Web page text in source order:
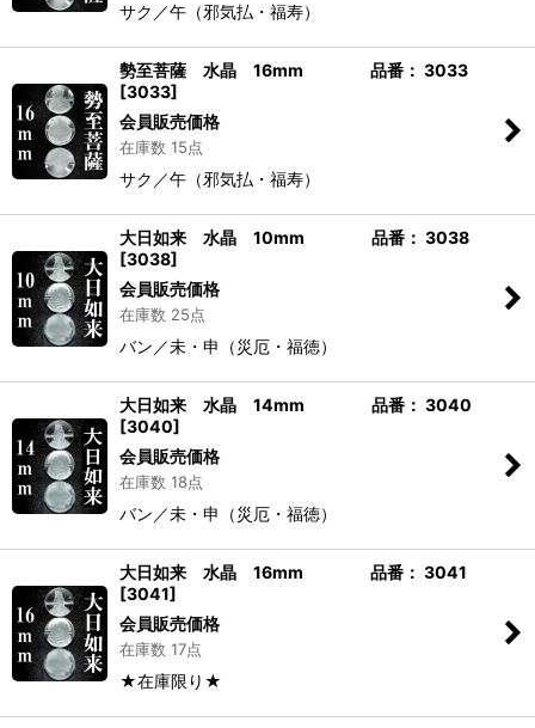
サク／午（邪気払・福寿）
勢至菩薩 水晶 16mm 品番： 3033
[3033]
会員販売価格
在庫数 15点
サク／午（邪気払・福寿）
大日如来 水晶 10mm 品番： 3038
[3038]
会員販売価格
在庫数 25点
バン／未・申（災厄・福徳）
大日如来 水晶 14mm 品番： 3040
[3040]
会員販売価格
在庫数 18点
バン／未・申（災厄・福徳）
大日如来 水晶 16mm 品番： 3041
[3041]
会員販売価格
在庫数 17点
★在庫限り★